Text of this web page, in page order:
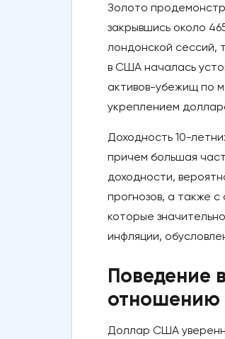
Золото
закрывшись около
лондонской сессий,
в США началась
активов-убежищ по
укреплением
Доходность 10-
причем большая
доходности,
прогнозов, а также
которые
инфляции,
Поведение
отношению
Доллар США